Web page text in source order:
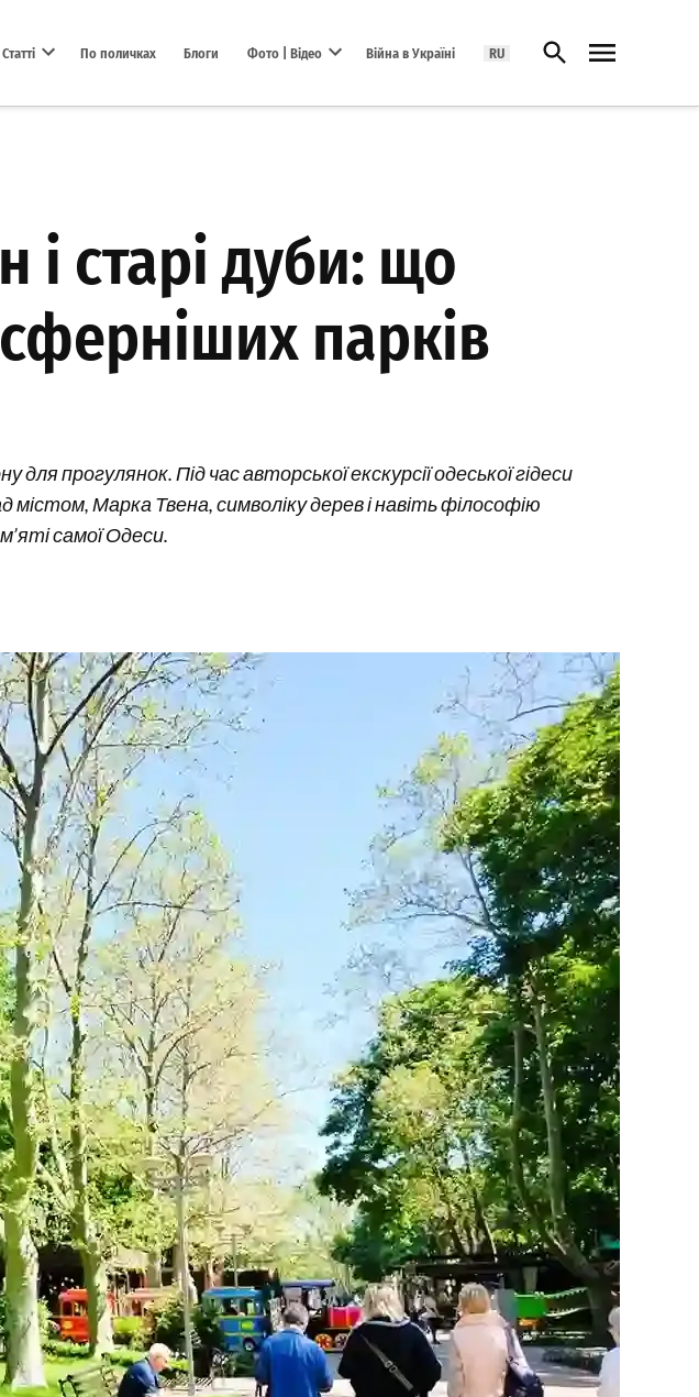
Статті По поличках Блоги Фото | Відео Війна в Україні RU Відкрити пошук
старі дуби: що
парків
прогулянок. Під час авторської екскурсії одеської гідеси
містом, Марка Твена, символіку дерев і навіть філософію
самої Одеси.